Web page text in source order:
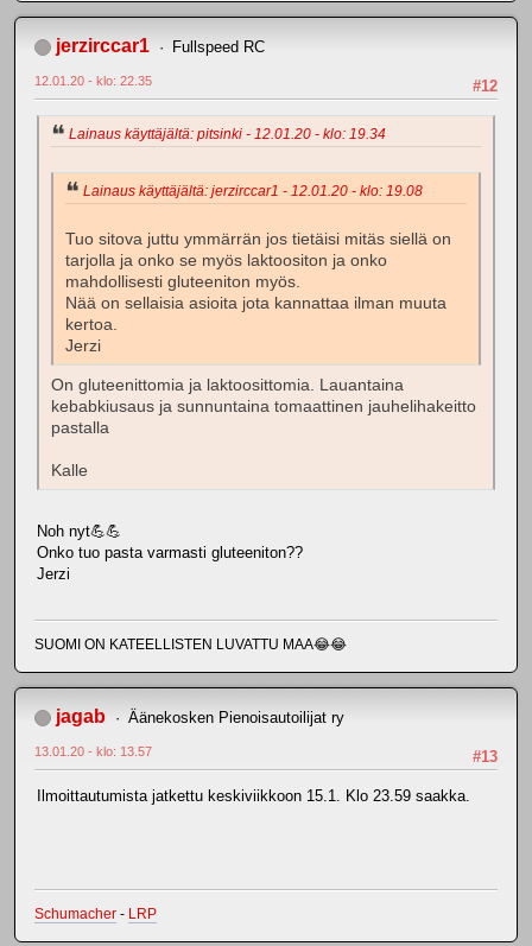
jerzirccar1 Fullspeed RC
#12
12.01.20 - klo: 22.35
Lainaus käyttäjältä: pitsinki - 12.01.20 - klo: 19.34
Lainaus käyttäjältä: jerzirccar1 - 12.01.20 - klo: 19.08
Tuo sitova juttu ymmärrän jos tietäisi mitäs siellä on
tarjolla ja onko se myös laktoositon ja onko
mahdollisesti gluteeniton myös.
Nää on sellaisia asioita jota kannattaa ilman muuta
kertoa.
Jerzi
On gluteenittomia ja laktoosittomia. Lauantaina
kebabkiusaus ja sunnuntaina tomaattinen jauhelihakeitto
pastalla
Kalle
Noh nyt💪💪
Onko tuo pasta varmasti gluteeniton??
Jerzi
SUOMI ON KATEELLISTEN LUVATTU MAA😂😂
jagab Äänekosken Pienoisautoilijat ry
#13
13.01.20 - klo: 13.57
Ilmoittautumista jatkettu keskiviikkoon 15.1. Klo 23.59 saakka.
Schumacher - LRP